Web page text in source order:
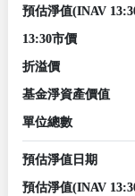
預估淨值(INAV
13:30市價
折溢價
基金淨資產價值
單位總數
預估淨值日期
預估淨值(INAV